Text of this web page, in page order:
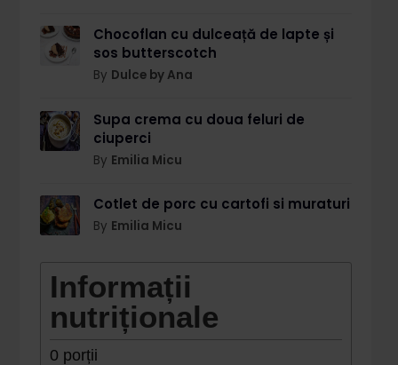
Chocoflan cu dulceață de lapte și
sos butterscotch
By Dulce by Ana
Supa crema cu doua feluri de
ciuperci
By Emilia Micu
Cotlet de porc cu cartofi si muraturi
By Emilia Micu
Informații
nutriționale
0 porții